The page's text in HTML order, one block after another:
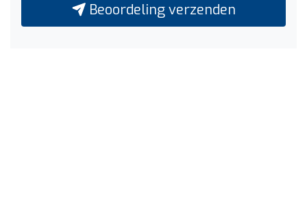
Beoordeling verzenden